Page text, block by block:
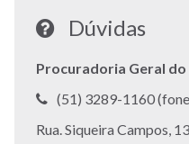
Dúvidas
Procuradoria Geral do
Telefone:
(51) 3289-1160
Endereço:
Rua. Siqueira Campos,